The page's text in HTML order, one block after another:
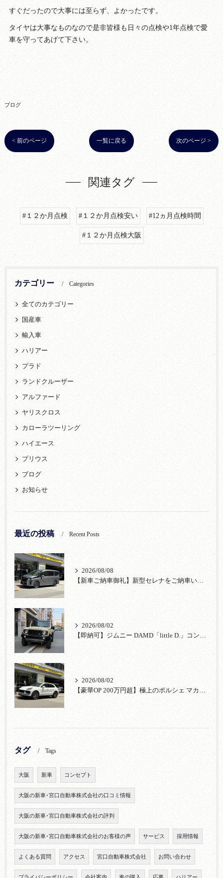
すぐだったので大事には至らず、よかったです。
タイヤは大事なものなので是非皆様も日々の点検や1年点検で愛
車を守ってあげて下さい。
ブログ
< 前のページ 一覧に戻る 次のページ >
関連タグ
#１２か月点検 #１２か月点検安い #12ヵ月点検時間
#１２か月点検大阪
カテゴリー Categories
全てのカテゴリー
国産車
輸入車
ハリアー
プラド
ランドクルーザー
アルファード
ヤリスクロス
カローラツーリング
ハイエース
プリウス
ブログ
お知らせ
最近の投稿 Recent Posts
2026/08/08
【新車ご納車御礼】新型セレナをご納車いたしました！宮口自動車株式会社
2026/08/02
2026/08/02
タグ Tags
大阪 新車 コンセプト
大阪の新車･宮口自動車株式会社の口コミ情報
大阪の新車･宮口自動車株式会社の評判
大阪の新車･宮口自動車株式会社のお客様の声 サービス 採用情報
よくある質問 アクセス 宮口自動車株式会社 お問い合わせ